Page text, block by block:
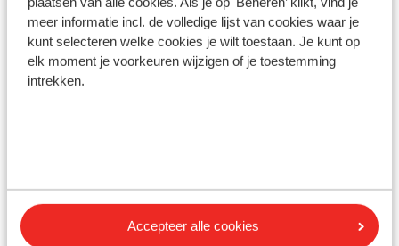
meer informatie incl. de volledige lijst van cookies waar je
kunt selecteren welke cookies je wilt toestaan. Je kunt op
elk moment je voorkeuren wijzigen of je toestemming
intrekken.
Accepteer alle cookies